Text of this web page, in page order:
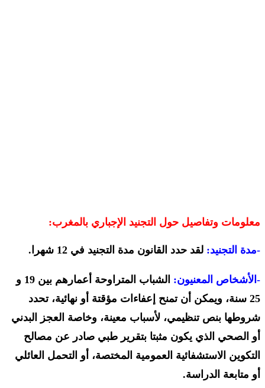
معلومات وتفاصيل حول التجنيد الإجباري بالمغرب:
-مدة التجنيد: لقد حدد القانون مدة التجنيد في 12 شهرا.
-الأشخاص المعنيون:
الشباب المتراوحة أعمارهم بين 19 و
25 سنة، ويمكن أن تمنح إعفاءات مؤقتة أو نهائية، تحدد
شروطها بنص تنظيمي، لأسباب معينة، وخاصة العجز البدني
أو الصحي الذي يكون مثبتا بتقرير طبي صادر عن مصالح
التكوين الاستشفائية العمومية المختصة، أو التحمل العائلي
أو متابعة الدراسة.